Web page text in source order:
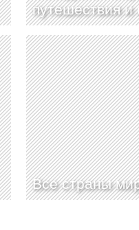
путешествия и
Все страны